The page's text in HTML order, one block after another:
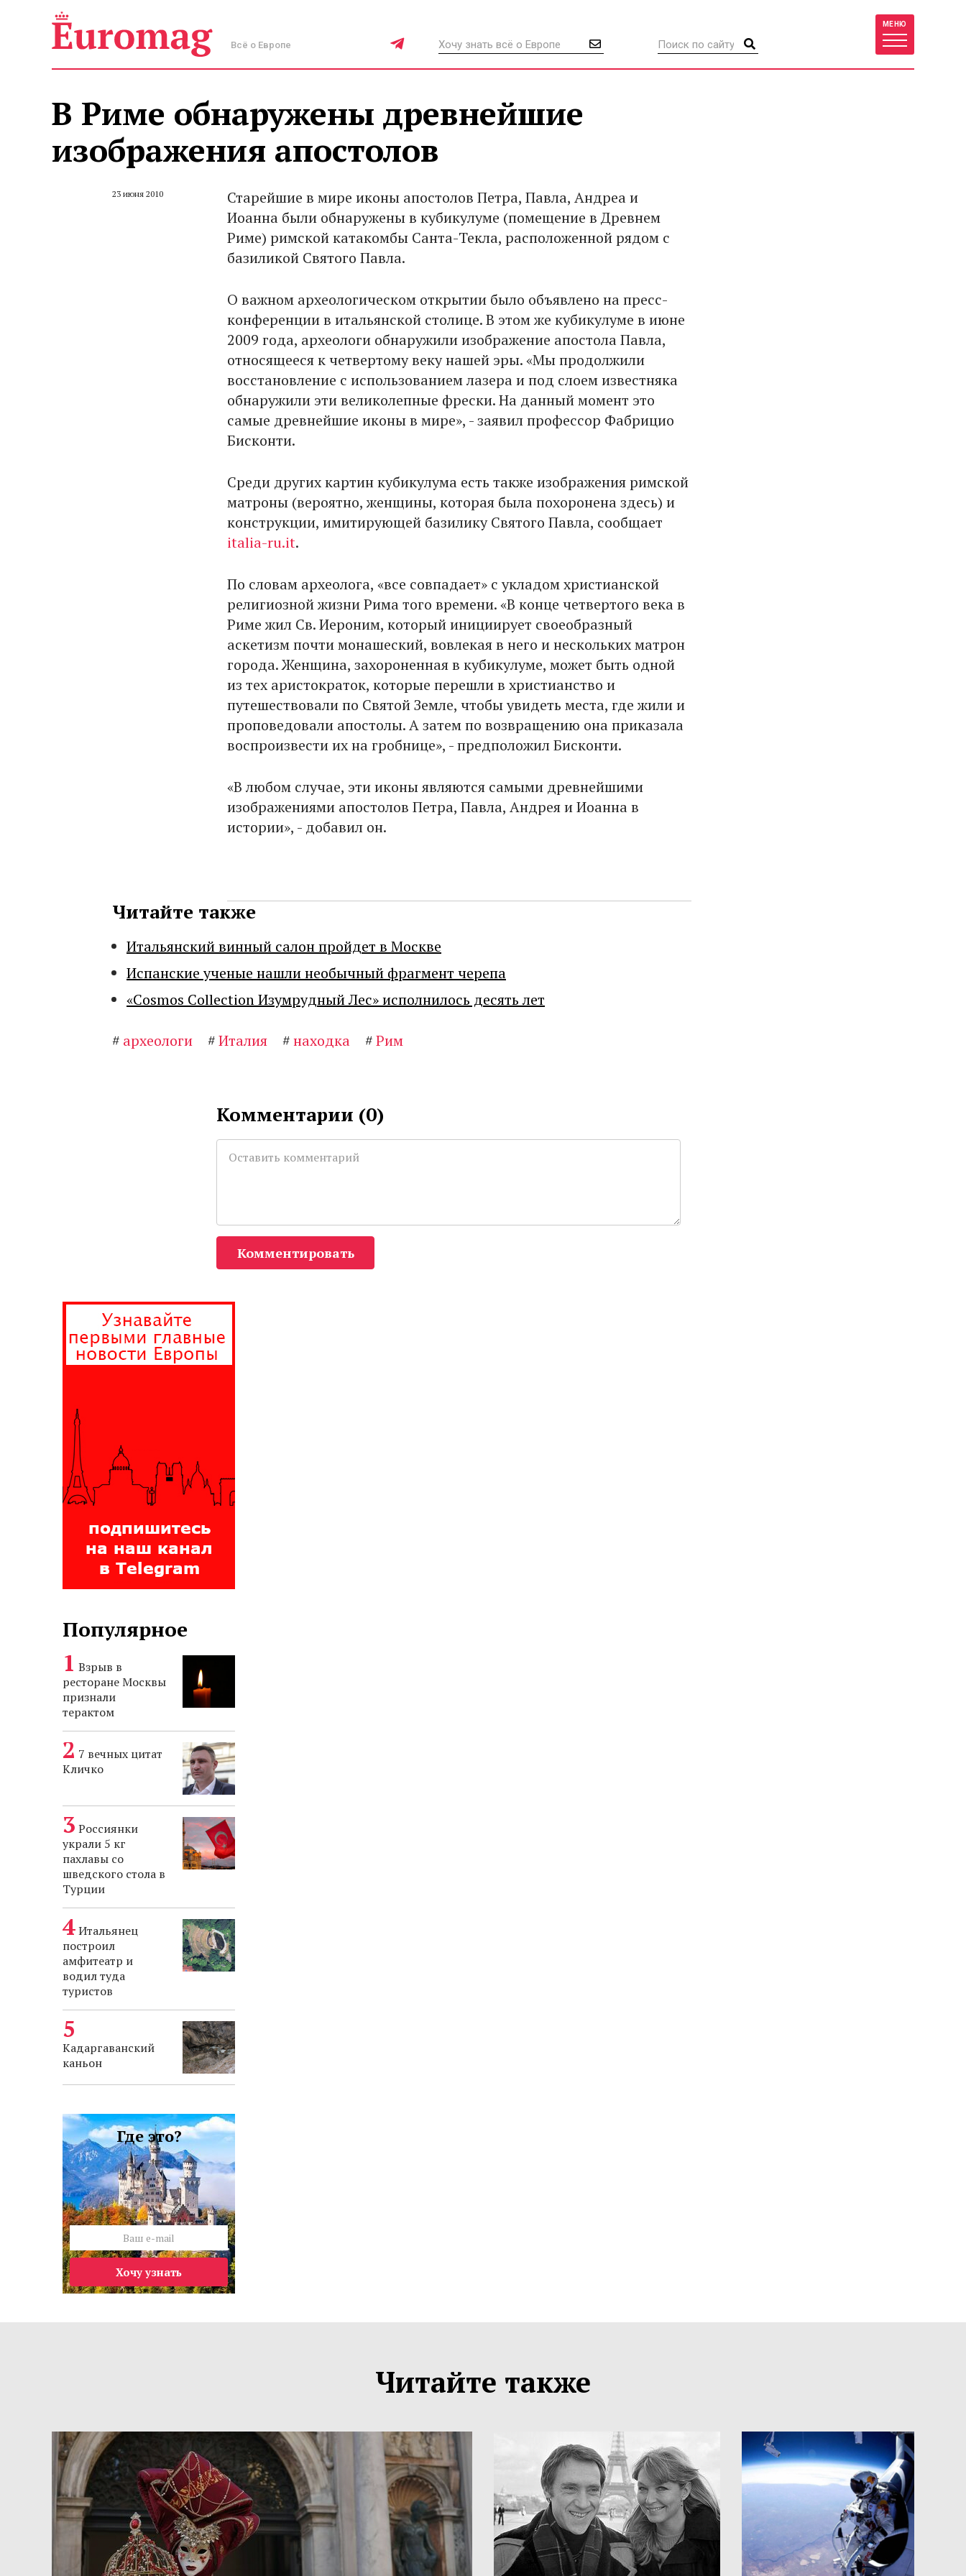
Всё о Европе
МЕНЮ
В Риме обнаружены древнейшие
изображения апостолов
23 июня 2010
Старейшие в мире иконы апостолов Петра, Павла, Андреа и
Иоанна были обнаружены в кубикулуме (помещение в Древнем
Риме) римской катакомбы Санта-Текла, расположенной рядом с
базиликой Святого Павла.
О важном археологическом открытии было объявлено на пресс-
конференции в итальянской столице. В этом же кубикулуме в июне
2009 года, археологи обнаружили изображение апостола Павла,
относящееся к четвертому веку нашей эры. «Мы продолжили
восстановление с использованием лазера и под слоем известняка
обнаружили эти великолепные фрески. На данный момент это
самые древнейшие иконы в мире», - заявил профессор Фабрицио
Бисконти.
Среди других картин кубикулума есть также изображения римской
матроны (вероятно, женщины, которая была похоронена здесь) и
конструкции, имитирующей базилику Святого Павла, сообщает
italia-ru.it.
По словам археолога, «все совпадает» с укладом христианской
религиозной жизни Рима того времени. «В конце четвертого века в
Риме жил Св. Иероним, который инициирует своеобразный
аскетизм почти монашеский, вовлекая в него и нескольких матрон
города. Женщина, захороненная в кубикулуме, может быть одной
из тех аристократок, которые перешли в христианство и
путешествовали по Святой Земле, чтобы увидеть места, где жили и
проповедовали апостолы. А затем по возвращению она приказала
воспроизвести их на гробнице», - предположил Бисконти.
«В любом случае, эти иконы являются самыми древнейшими
изображениями апостолов Петра, Павла, Андрея и Иоанна в
истории», - добавил он.
Читайте также
Итальянский винный салон пройдет в Москве
Испанские ученые нашли необычный фрагмент черепа
«Cosmos Collection Изумрудный Лес» исполнилось десять лет
# археологи #Италия #находка #Рим
Комментарии (0)
Комментировать
Популярное
Взрыв в
ресторане Москвы
признали
терактом
7 вечных цитат
Кличко
Россиянки
украли 5 кг
пахлавы со
шведского стола в
Турции
Итальянец
построил
амфитеатр и
водил туда
туристов
Кадаргаванский
каньон
Где это?
Хочу узнать
Читайте также